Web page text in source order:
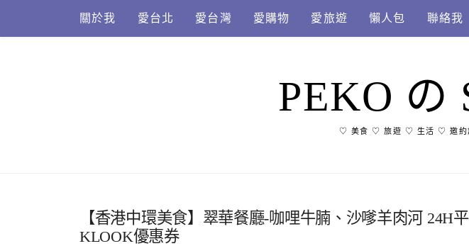
content
關於我 愛台北 愛台灣 愛購物 愛旅遊 懶人包 聯絡我
PEKO の
♡ 美食 ♡ 旅遊 ♡ 生活 ♡ 邀約
【香港中環美食】翠華餐廳-咖哩牛腩、沙嗲羊肉河 24H
KLOOK優惠券